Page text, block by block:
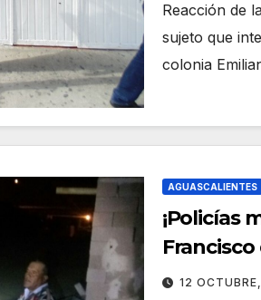
Reacción de
sujeto que
colonia
AGUASCALIENTES
¡Policías
el asalto
12